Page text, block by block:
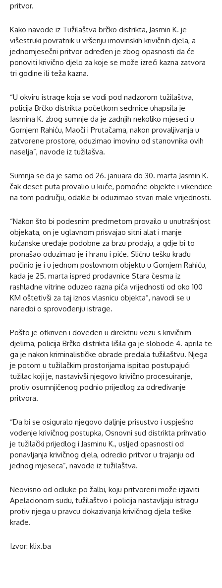
pritvor.
Kako navode iz Tužilaštva brčko distrikta, Jasmin K. je
višestruki povratnik u vršenju imovinskih krivičnih djela, a
jednomjesečni pritvor određen je zbog opasnosti da će
ponoviti krivično djelo za koje se može izreći kazna zatvora
tri godine ili teža kazna.
“U okviru istrage koja se vodi pod nadzorom tužilaštva,
policija Brčko distrikta početkom sedmice uhapsila je
Jasmina K. zbog sumnje da je zadnjih nekoliko mjeseci u
Gornjem Rahiću, Maoči i Prutačama, nakon provaljivanja u
zatvorene prostore, oduzimao imovinu od stanovnika ovih
naselja”, navode iz tužilašva.
Sumnja se da je samo od 26. januara do 30. marta Jasmin K.
čak deset puta provalio u kuće, pomoćne objekte i vikendice
na tom području, odakle bi oduzimao stvari male vrijednosti.
“Nakon što bi podesnim predmetom provailo u unutrašnjost
objekata, on je uglavnom prisvajao sitni alat i manje
kućanske uređaje podobne za brzu prodaju, a gdje bi to
pronašao oduzimao je i hranu i piće. Sličnu tešku krađu
počinio je i u jednom poslovnom objektu u Gornjem Rahiću,
kada je 25. marta ispred prodavnice Stara česma iz
rashladne vitrine oduzeo razna pića vrijednosti od oko 100
KM oštetivši za taj iznos vlasnicu objekta”, navodi se u
naredbi o sprovođenju istrage.
Pošto je otkriven i doveden u direktnu vezu s krivičnim
djelima, policija Brčko distrikta lišila ga je slobode 4. aprila te
ga je nakon kriminalističke obrade predala tužilaštvu. Njega
je potom u tužilačkim prostorijama ispitao postupajući
tužilac koji je, nastavivši njegovo krivično procesuiranje,
protiv osumnjičenog podnio prijedlog za određivanje
pritvora.
“Da bi se osiguralo njegovo daljnje prisustvo i uspješno
vođenje krivičnog postupka, Osnovni sud distrikta prihvatio
je tužilački prijedlog i Jasminu K., usljed opasnosti od
ponavljanja krivičnog djela, odredio pritvor u trajanju od
jednog mjeseca”, navode iz tužilaštva.
Neovisno od odluke po žalbi, koju pritvoreni može izjaviti
Apelacionom sudu, tužilaštvo i policija nastavljaju istragu
protiv njega u pravcu dokazivanja krivičnog djela teške
krađe.
Izvor: klix.ba